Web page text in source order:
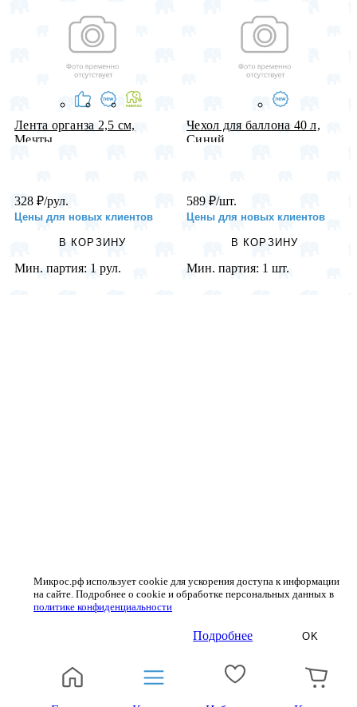
Лента органза 2,5 см,
Мечты, ...
328 ₽/рул.
Цены для новых клиентов
В КОРЗИНУ
Мин. партия: 1 рул.
Чехол для баллона 40 л,
Синий...
589 ₽/шт.
Цены для новых клиентов
В КОРЗИНУ
Мин. партия: 1 шт.
Микрос.рф использует cookie для ускорения доступа к информации
на сайте. Подробнее о cookie и обработке персональных данных в
политике конфиденциальности
Подробнее OK